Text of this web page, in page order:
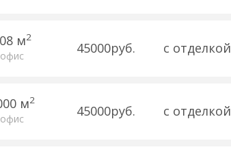
м2
офис 45000руб. с отделкой
м2
офис 45000руб. с отделкой